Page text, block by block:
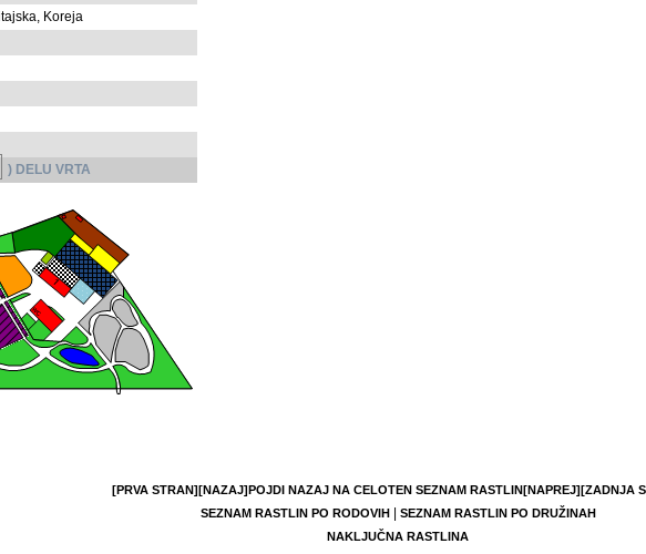
Koreja
) DELU VRTA
[PRVA STRAN][NAZAJ]POJDI NAZAJ NA CELOTEN SEZNAM RASTLIN[NAPREJ][ZADNJA
SEZNAM RASTLIN PO RODOVIH|
SEZNAM RASTLIN PO DRUŽINAH
NAKLJUČNA RASTLINA